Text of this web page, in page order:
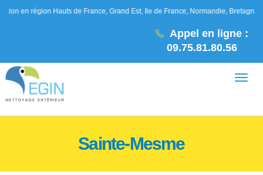
Hauts de France, Grand Est, Ile de France, Normandie, Bretagne, Pays de la
Appel en ligne :
09.75.81.80.56
Sainte-Mesme